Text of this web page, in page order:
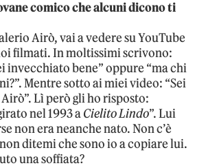
comico che alcuni dicono ti
Airò, vai a vedere su YouTube
filmati. In moltissimi scrivono:
invecchiato bene” oppure “ma chi
Mentre sotto ai miei video: “Sei
Lì però gli ho risposto:
nel 1993 aCielito Lindo”. Lui
non era neanche nato. Non c’è
ditemi che sono io a copiare lui.
una soffiata?